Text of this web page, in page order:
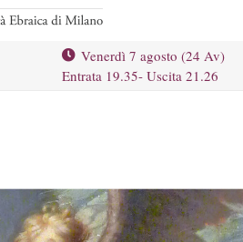
Venerdì 7 agosto (24 Av)
Entrata 19.35- Uscita 21.26